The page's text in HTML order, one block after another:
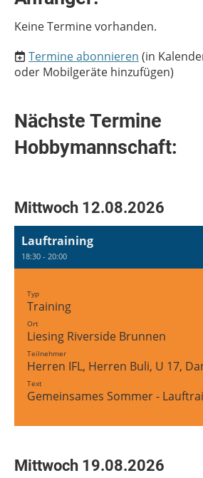
Keine Termine vorhanden.
Termine abonnieren (in
oder Mobilgeräte hinzufügen)
Nächste Termine
Hobbymannschaft:
Mittwoch 12.08.2026
Lauftraining
18:30 - 20:00
Typ
Training
Ort
Liesing Riverside Brunnen
Teilnehmer
Herren IFL, Herren Buli, U 17,
Text
Gemeinsames Sommer -
Mittwoch 19.08.2026